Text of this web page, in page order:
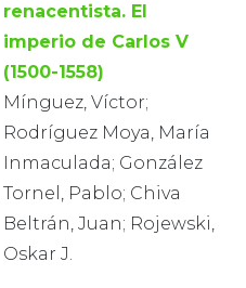
renacentista. El
imperio de Carlos V
(1500-1558)
Mínguez, Víctor;
Rodríguez Moya, María
Inmaculada; González
Tornel, Pablo; Chiva
Beltrán, Juan; Rojewski,
Oskar J.